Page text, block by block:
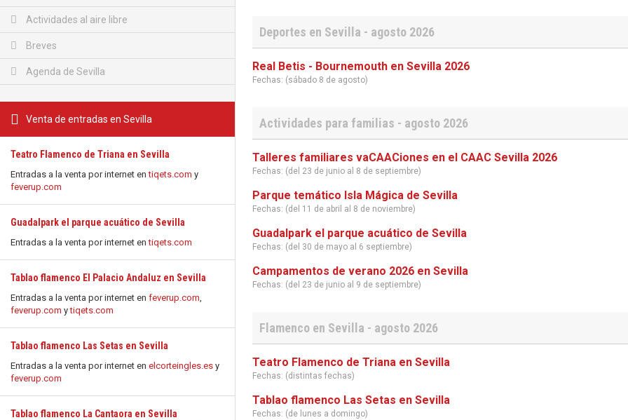
Actividades al aire libre
Breves
Agenda de Sevilla
Venta de entradas en Sevilla
Teatro Flamenco de Triana en Sevilla
Entradas a la venta por internet entiqets.com y
feverup.com
Guadalpark el parque acuático de Sevilla
Entradas a la venta por internet entiqets.com
Tablao flamenco El Palacio Andaluz en Sevilla
Entradas a la venta por internet en feverup.com,
feverup.com ytiqets.com
Tablao flamenco Las Setas en Sevilla
Entradas a la venta por internet en elcorteingles.es y
feverup.com
Tablao flamenco La Cantaora en Sevilla
Deportes en Sevilla - agosto 2026
Real Betis - Bournemouth en Sevilla 2026
Fechas: (sábado 8 de agosto)
Actividades para familias - agosto 2026
Talleres familiares vaCAACiones en el CAAC Sevilla 2026
Fechas: (del 23 de junio al 8 de septiembre)
Parque temático Isla Mágica de Sevilla
Fechas: (del 11 de abril al 8 de noviembre)
Guadalpark el parque acuático de Sevilla
Fechas: (del 30 de mayo al 6 septiembre)
Campamentos de verano 2026 en Sevilla
Fechas: (del 23 de junio al 9 de septiembre)
Flamenco en Sevilla - agosto 2026
Teatro Flamenco de Triana en Sevilla
Fechas: (distintas fechas)
Tablao flamenco Las Setas en Sevilla
Fechas: (de lunes a domingo)